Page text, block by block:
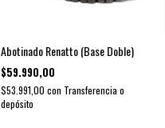
Abotinado Renatto (Base Doble)
$59.990,00
$53.991,00 con Transferencia o
depósito